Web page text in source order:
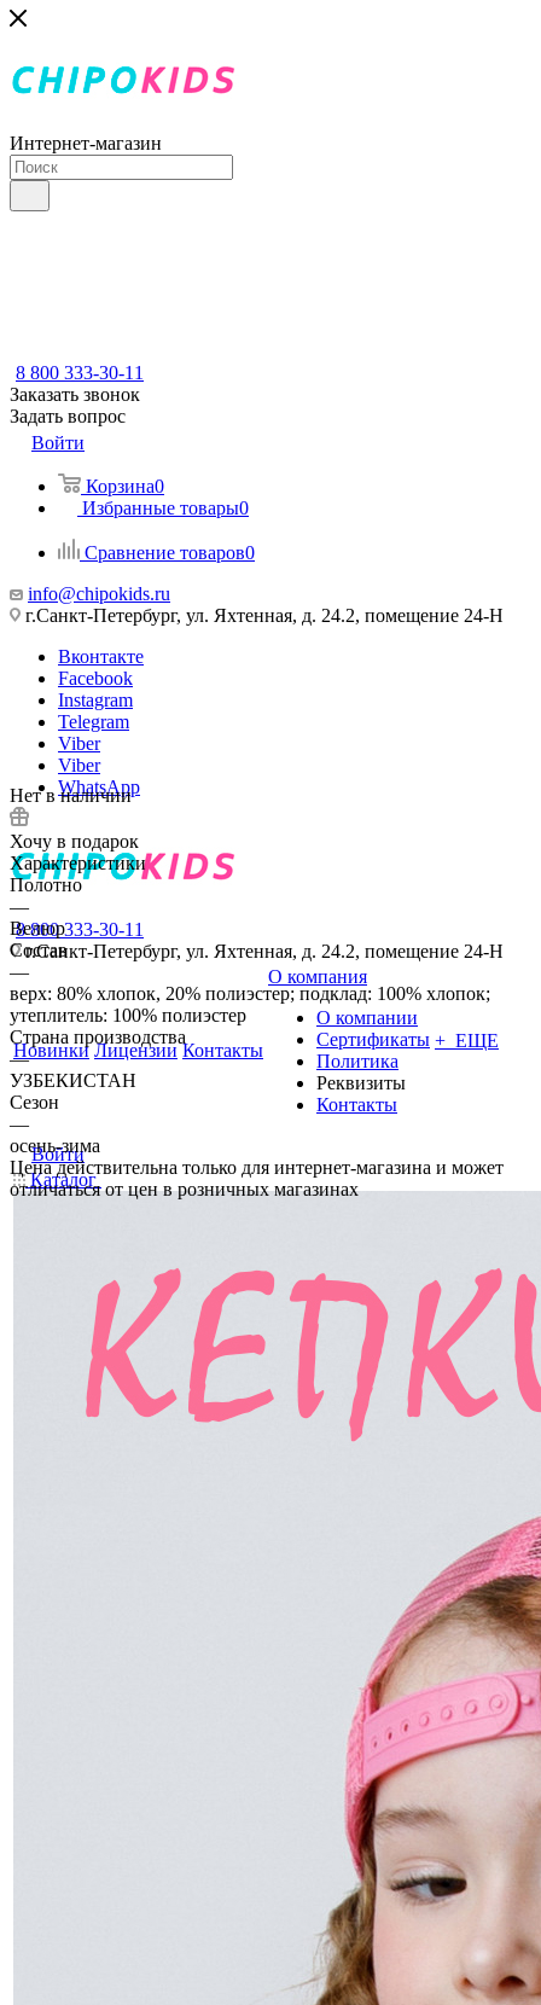
Интернет-магазин
8 800 333-30-11
Заказать звонок
Задать вопрос
Войти
Корзина0
Избранные товары0
Сравнение товаров0
info@chipokids.ru
г.Санкт-Петербург, ул. Яхтенная, д. 24.2, помещение 24-Н
Вконтакте
Facebook
Instagram
Telegram
Viber
Viber
WhatsApp
8 800 333-30-11
г.Санкт-Петербург, ул. Яхтенная, д. 24.2, помещение 24-Н
Новинки Лицензии Контакты
О компания
О компании
Сертификаты
Политика
Реквизиты
Контакты
+ ЕЩЕ
Войти
Каталог
Нет в наличии
Хочу в подарок
Характеристики
Полотно
—
Велюр
Состав
—
верх: 80% хлопок, 20% полиэстер; подклад: 100% хлопок;
утеплитель: 100% полиэстер
Страна производства
—
УЗБЕКИСТАН
Сезон
—
осень-зима
Цена действительна только для интернет-магазина и может
отличаться от цен в розничных магазинах